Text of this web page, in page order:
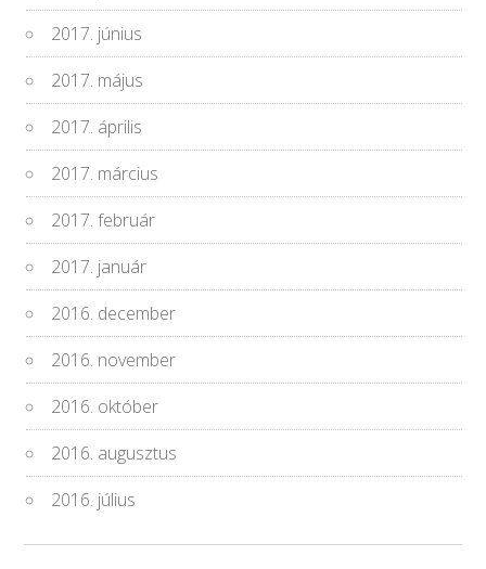
2017. június
2017. május
2017. április
2017. március
2017. február
2017. január
2016. december
2016. november
2016. október
2016. augusztus
2016. július